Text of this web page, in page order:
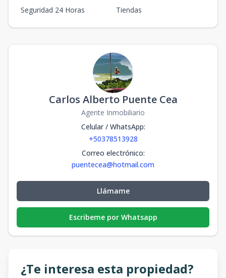
Seguridad 24 Horas
Tiendas
Carlos Alberto Puente Cea
Agente Inmobiliario
Celular / WhatsApp:
+50378513928
Correo electrónico:
puentecea@hotmail.com
Llámame
Escribeme por Whatsapp
¿Te interesa esta propiedad?